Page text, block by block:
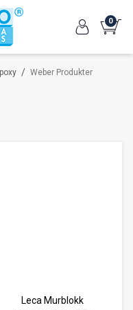
0
/ Weber Produkter
Leca Murblokk